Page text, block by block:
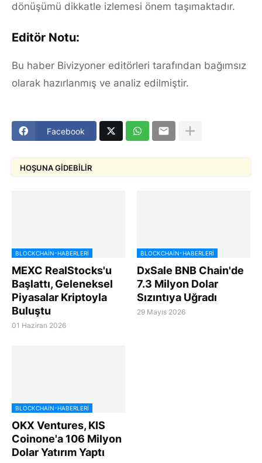
dönüşümü dikkatle izlemesi önem taşımaktadır.
Editör Notu:
Bu haber Bivizyoner editörleri tarafından bağımsız
olarak hazırlanmış ve analiz edilmiştir.
Facebook
HOŞUNA GIDEBILIR
BLOCKCHAIN-HABERLERI
MEXC RealStocks'u
Başlattı, Geleneksel
Piyasalar Kriptoyla
Buluştu
01 Haziran 2026
BLOCKCHAIN-HABERLERI
DxSale BNB Chain'de
7.3 Milyon Dolar
Sızıntıya Uğradı
29 Mayıs 2026
BLOCKCHAIN-HABERLERI
OKX Ventures, KIS
Coinone'a 106 Milyon
Dolar Yatırım Yaptı